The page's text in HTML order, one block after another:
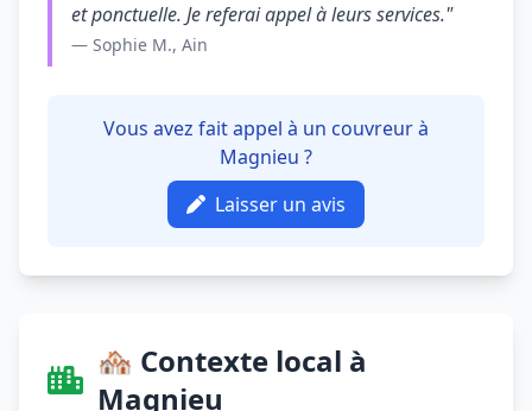
et ponctuelle. Je referai appel à leurs services."
— Sophie M., Ain
Vous avez fait appel à un couvreur à
Magnieu ?
Laisser un avis
🏘️ Contexte local à
Magnieu